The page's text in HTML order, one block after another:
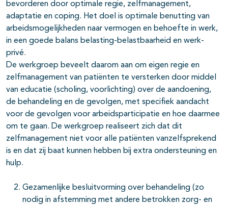
bevorderen door optimale regie, zelfmanagement,
adaptatie en coping. Het doel is optimale benutting van
arbeidsmogelijkheden naar vermogen en behoefte in werk,
in een goede balans belasting-belastbaarheid en werk-
privé.
De werkgroep beveelt daarom aan om eigen regie en
zelfmanagement van patiënten te versterken door middel
van educatie (scholing, voorlichting) over de aandoening,
de behandeling en de gevolgen, met specifiek aandacht
voor de gevolgen voor arbeidsparticipatie en hoe daarmee
om te gaan. De werkgroep realiseert zich dat dit
zelfmanagement niet voor alle patiënten vanzelfsprekend
is en dat zij baat kunnen hebben bij extra ondersteuning en
hulp.
Gezamenlijke besluitvorming over behandeling (zo
nodig in afstemming met andere betrokken zorg- en